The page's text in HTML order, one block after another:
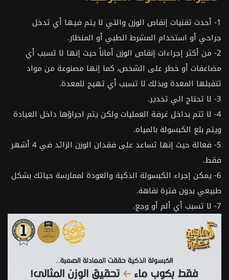
1- أحدث تقنيات إنقاص الوزن والتي لا يتم فيها أي تدخل
جراحي أو استخدام المشرط الطبي أو المنظار.
2- من أكثر إجراءات إنقاص الوزن أماناً حيث إنها لا تسبب أي
مضاعفات أو خطر على الشخص، كما إنها مصنوعة من مواد
تتقبلها المعدة وبذلك لا تسبب أي تهيج للمعدة.
3- لا تحتاج الي تخدير.
4- لا تتم بداخل غرفة العمليات ولكن يتم اجراؤها داخل العيادة
ويتم بلع الكبسولة بالمياه.
5- فعالة حيث إنها تساعد على فقدان الوزن الزائد في 4 أشهر
فقط.
6- يمكن إجراء الكبسولة الذكية والعودة لممارسة حياتك بشكل
طبيعي بدون فترة نقاهة.
7- لا تسبب أي ألم أو وجع.